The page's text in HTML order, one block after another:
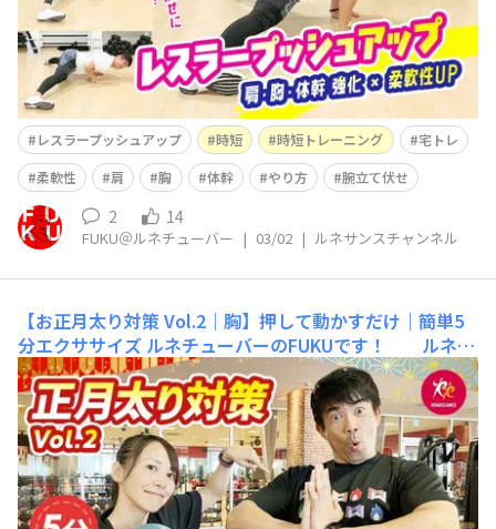
レスラープッシュアップ 時短 時短トレーニング
宅トレ
柔軟性
肩 胸 体幹 やり方 腕立て伏せ
2 14
FUKU＠ルネチューバー | 03/02 | ルネサンスチャンネル
【お正月太り対策 Vol.2｜胸】押して動かすだけ｜簡単5
分エクササイズ ルネチューバーのFUKUです！ ルネサ
ンス公式YouTube「ルネサンスチャンネル」を更新しま
した(^^)/ 今回は 【お正月太り対策 Vol.2｜胸】
押して動かすだけ｜簡単5分エクササイズ という内容で
す(^^) &n